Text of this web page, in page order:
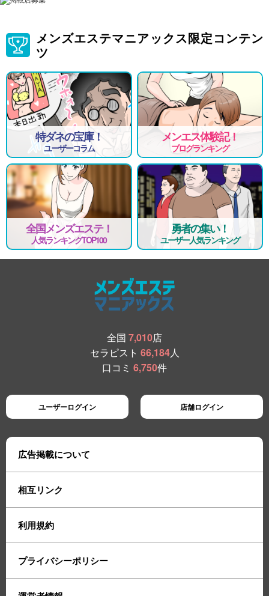
メンズエステマニアックス限定コンテン
ツ
特ダネの宝庫！
ユーザーコラム
メンエス体験記！
ブログランキング
全国メンズエステ！
人気ランキングTOP100
勇者の集い！
ユーザー人気ランキング
全国 7,010店
セラピスト 66,184人
口コミ 6,750件
ユーザーログイン 店舗ログイン
広告掲載について
相互リンク
利用規約
プライバシーポリシー